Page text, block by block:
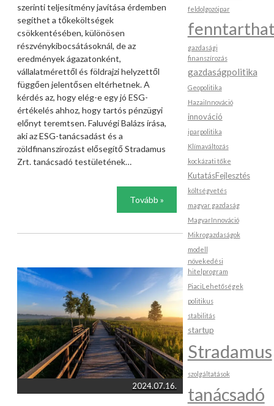
szerinti teljesítmény javítása érdemben
segíthet a tőkeköltségek
csökkentésében, különösen
részvénykibocsátásoknál, de az
eredmények ágazatonként,
vállalatmérettől és földrajzi helyzettől
függően jelentősen eltérhetnek. A
kérdés az, hogy elég-e egy jó ESG-
értékelés ahhoz, hogy tartós pénzügyi
előnyt teremtsen. Faluvégi Balázs írása,
aki az ESG-tanácsadást és a
zöldfinanszírozást elősegítő Stradamus
Zrt. tanácsadó testületének…
Tovább »
2024.07.16.
feldolgozóipar
gazdasági
finanszírozás
gazdaságpolitika
Geopolitika
HazaiInnováció
innováció
iparpolitika
Klímaváltozás
kockázati tőke
KutatásFejlesztés
költségvetés
magyar gazdaság
MagyarInnováció
Mikrogazdaságok
modell
növekedési
hitelprogram
PiaciLehetőségek
politikus
stabilitás
startup
Stradamus
szolgáltatások
tanácsadó